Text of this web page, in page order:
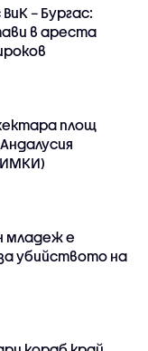
– Бургас:
в ареста
площ
младеж е
убийството на